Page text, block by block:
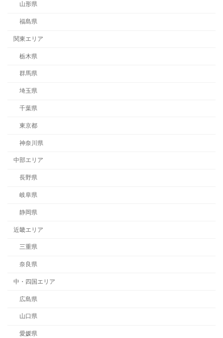
山形県
福島県
関東エリア
栃木県
群馬県
埼玉県
千葉県
東京都
神奈川県
中部エリア
長野県
岐阜県
静岡県
近畿エリア
三重県
奈良県
中・四国エリア
広島県
山口県
愛媛県